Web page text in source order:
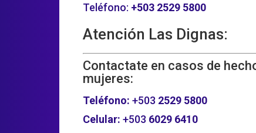
Teléfono: +503 2529 5800
Atención Las Dignas:
Contactate en casos de
mujeres:
Teléfono: +503 2529 5800
Celular: +503 6029 6410